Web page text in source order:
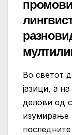
Во светот
јазици, а
делови од
изумирање